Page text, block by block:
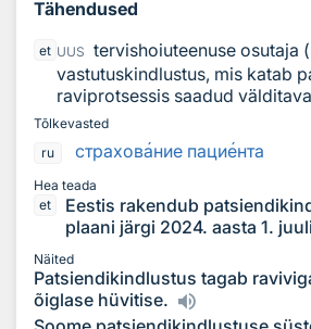
Tähendused
et UUS
tervishoiuteenuse osutaja
vastutuskindlustus, mis katab
raviprotsessis saadud
Tõlkevasted
ru
страхование пациента
Hea teada
et
Eestis rakendub
plaani järgi 2024. aasta 1.
Näited
Patsiendikindlustus tagab
õiglase hüvitise.